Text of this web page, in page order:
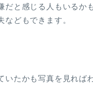
と感じる人もいるか
どもできます。
いたかも写真を見れば